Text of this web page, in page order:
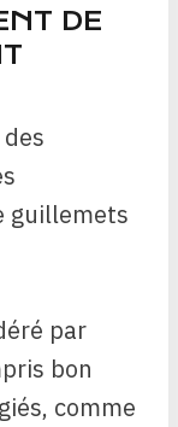
DE
guillemets
par
bon
comme